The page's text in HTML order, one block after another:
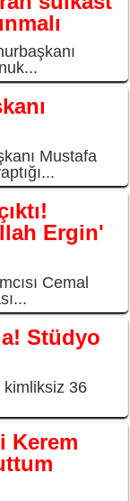
Mustafa
Ergin'
Cemal
Stüdyo
kimliksiz 36
Kerem